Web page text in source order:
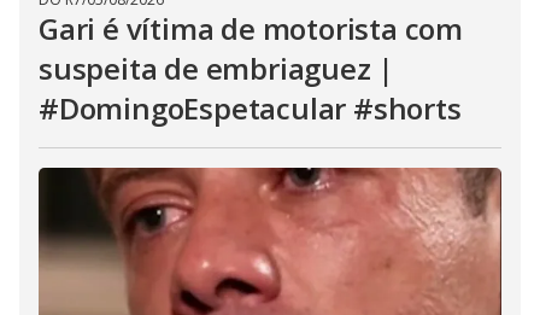
Gari é vítima de motorista com
suspeita de embriaguez |
#DomingoEspetacular #shorts